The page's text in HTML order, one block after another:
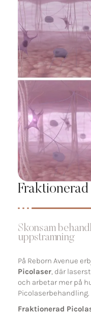
Fraktionerad
Skonsam
uppstramning
På Reborn Avenue
Picolaser, där
och arbetar mer på
Picolaserbehandling.
Fraktionerad